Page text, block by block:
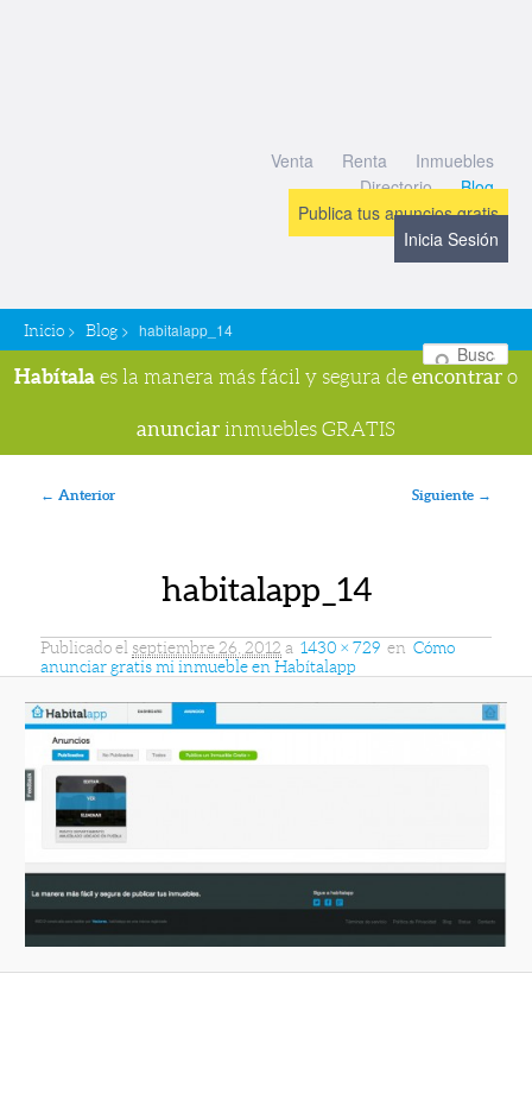
Venta Renta
Inmuebles
Directorio
Blog
Publica tus anuncios gratis
Inicia Sesión
Inicio > Blog > habitalapp_14
Habítala es la manera más fácil y segura de encontrar o
anunciar inmuebles GRATIS
Navegador de imágenes
← Anterior Siguiente →
habitalapp_14
Publicado el septiembre 26, 2012 a 1430 × 729 en Cómo
anunciar gratis mi inmueble en Habítalapp